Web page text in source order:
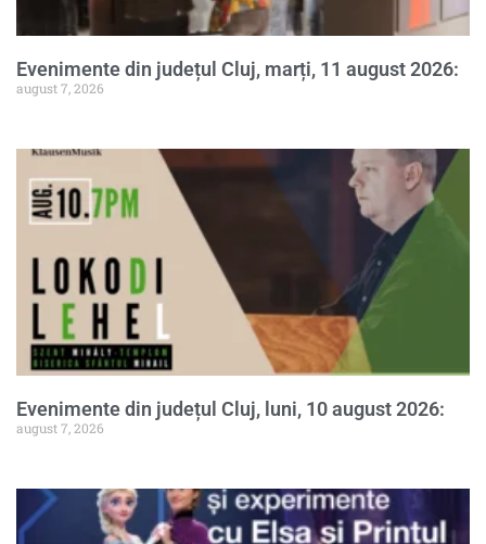
Evenimente din județul Cluj, marți, 11 august 2026:
august 7, 2026
Evenimente din județul Cluj, luni, 10 august 2026:
august 7, 2026